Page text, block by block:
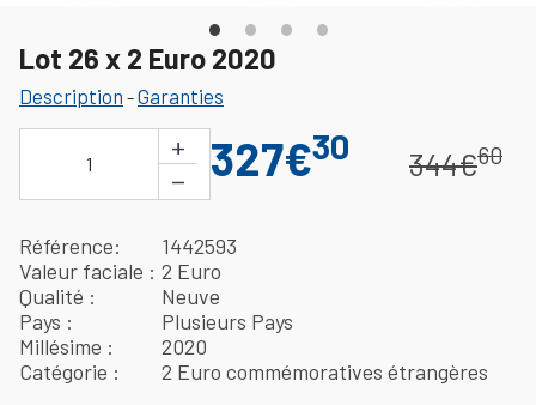
Lot 26 x 2 Euro 2020
Description -Garanties
1
+
−
327€30 344€60
Référence
1442593
Valeur faciale
2 Euro
Qualité
Neuve
Pays
Plusieurs Pays
Millésime
2020
Catégorie
2 Euro commémoratives étrangères